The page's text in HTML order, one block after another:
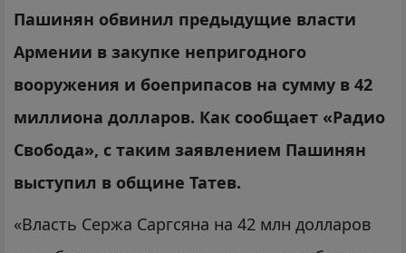
Пашинян обвинил предыдущие власти
Армении в закупке непригодного
вооружения и боеприпасов на сумму в 42
миллиона долларов. Как сообщает «Радио
Свобода», с таким заявлением Пашинян
выступил в общине Татев.
«Власть Сержа Саргсяна на 42 млн долларов